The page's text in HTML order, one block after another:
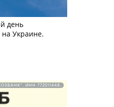
день
Украине.
ИНН 772511448.